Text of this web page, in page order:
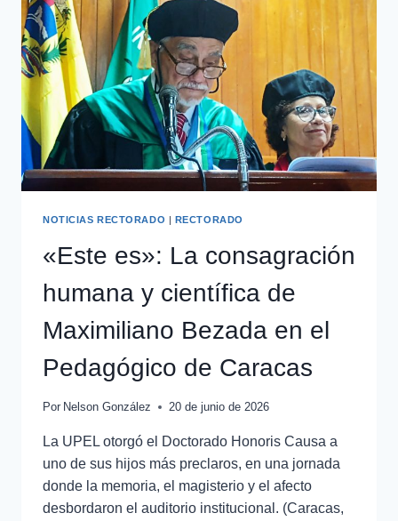
NOTICIAS RECTORADO | RECTORADO
«Este es»: La consagración
humana y científica de
Maximiliano Bezada en el
Pedagógico de Caracas
Por Nelson González 20 de junio de 2026
La UPEL otorgó el Doctorado Honoris Causa a
uno de sus hijos más preclaros, en una jornada
donde la memoria, el magisterio y el afecto
desbordaron el auditorio institucional. (Caracas,